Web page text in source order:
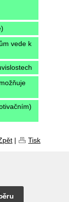
vede k
| Tisk